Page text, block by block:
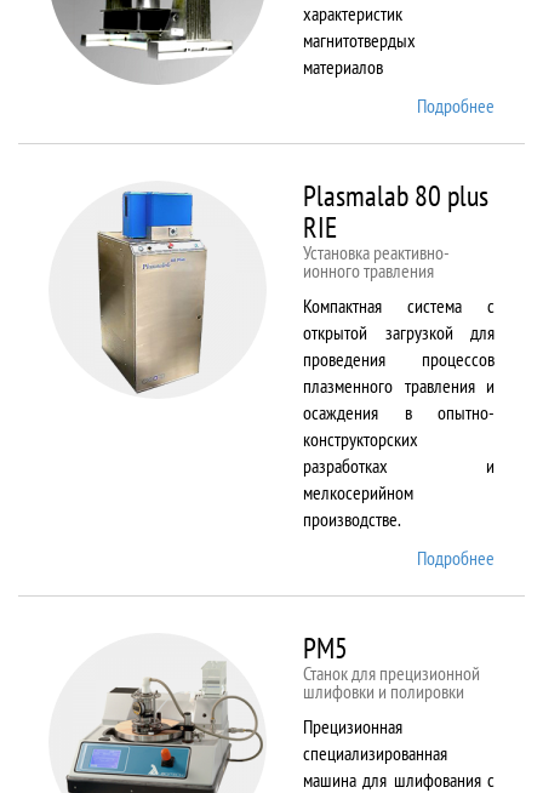
характеристик
магнитотвердых
материалов
Подробнее
Plasmalab 80 plus
RIE
Установка реактивно-
ионного травления
Компактная система с
открытой загрузкой для
проведения процессов
плазменного травления и
осаждения в опытно-
конструкторских
разработках и
мелкосерийном
производстве.
Подробнее
PM5
Станок для прецизионной
шлифовки и полировки
Прецизионная
специализированная
машина для шлифования с